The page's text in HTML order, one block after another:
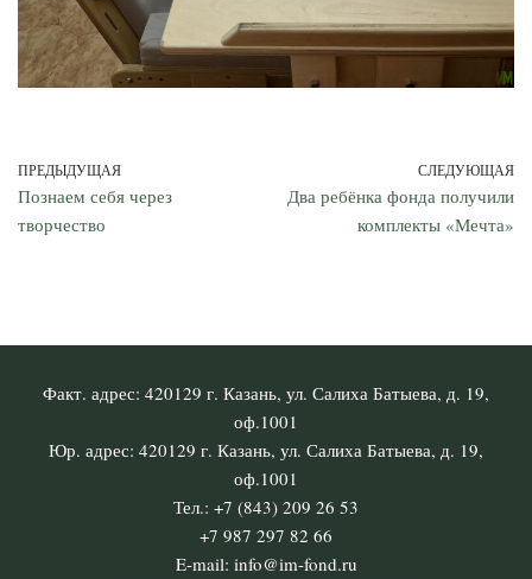
ПРЕДЫДУЩАЯ
Познаем себя через
творчество
СЛЕДУЮЩАЯ
Два ребёнка фонда получили
комплекты «Мечта»
Факт. адрес: 420129 г. Казань, ул. Салиха Батыева, д. 19,
оф.1001
Юр. адрес: 420129 г. Казань, ул. Салиха Батыева, д. 19,
оф.1001
Тел.: +7 (843) 209 26 53
+7 987 297 82 66
E-mail: info@im-fond.ru